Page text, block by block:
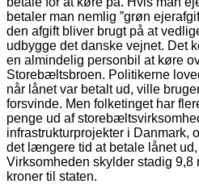
betaler man nemlig ”grøn
den afgift bliver brugt på at
udbygge det danske vejnet. Det
en almindelig personbil at køre
Storebæltsbroen. Politikerne
når lånet var betalt ud, ville
forsvinde. Men folketinget har
penge ud af
infrastrukturprojekter i Danmark,
det længere tid at betale lånet ud,
Virksomheden skylder stadig 9,8
kroner til staten.